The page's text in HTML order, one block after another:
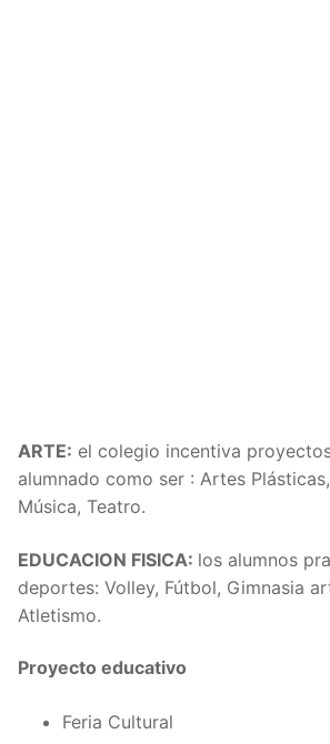
ARTE: el colegio incentiva
alumnado como ser : Artes
Música, Teatro.
EDUCACION FISICA: los alumnos
deportes: Volley, Fútbol, Gimnasia
Atletismo.
Proyecto educativo
Feria Cultural